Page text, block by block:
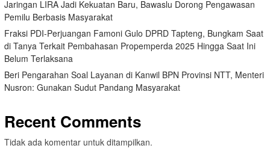
Jaringan LIRA Jadi Kekuatan Baru, Bawaslu Dorong Pengawasan
Pemilu Berbasis Masyarakat
Fraksi PDI-Perjuangan Famoni Gulo DPRD Tapteng, Bungkam Saat
di Tanya Terkait Pembahasan Propemperda 2025 Hingga Saat Ini
Belum Terlaksana
Beri Pengarahan Soal Layanan di Kanwil BPN Provinsi NTT, Menteri
Nusron: Gunakan Sudut Pandang Masyarakat
Recent Comments
Tidak ada komentar untuk ditampilkan.